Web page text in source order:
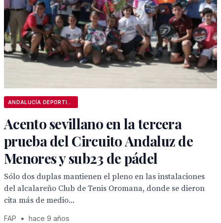
Acento sevillano en la tercera
prueba del Circuito Andaluz de
Menores y sub23 de pádel
Sólo dos duplas mantienen el pleno en las instalaciones
del alcalareño Club de Tenis Oromana, donde se dieron
cita más de medio...
FAP • hace 9 años